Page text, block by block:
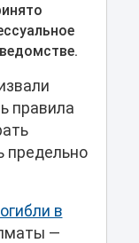
правила
предельно
в
—